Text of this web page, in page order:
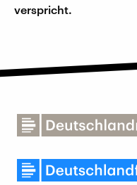
verspricht.